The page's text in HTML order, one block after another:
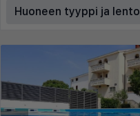
Huoneen tyyppi ja lento